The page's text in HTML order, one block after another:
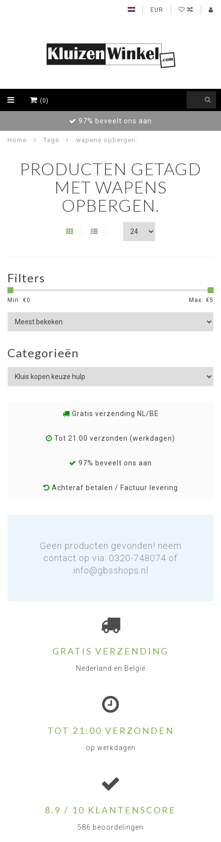
EUR
(0)
97% beveelt ons aan
Home Tags wapens opbergen.
PRODUCTEN GETAGD
MET WAPENS
OPBERGEN.
Filters
Min: €0 Max: €5
Categorieën
Gratis verzending NL/BE
Tot 21:00 verzonden (werkdagen)
97% beveelt ons aan
Achteraf betalen / Factuur levering
Geen producten gevonden! neem
contact op via: 0320-748074 of
info@gbsshops.nl
GRATIS VERZENDING
Nederland en België
TOT 21:00 VERZONDEN
op werkdagen
8.9 / 10 KLANTENSCORE
586 beoordelingen